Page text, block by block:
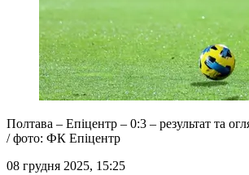
Полтава – Епіцентр – 0:3 – результат та
/ фото: ФК Епіцентр
08 грудня 2025, 15:25